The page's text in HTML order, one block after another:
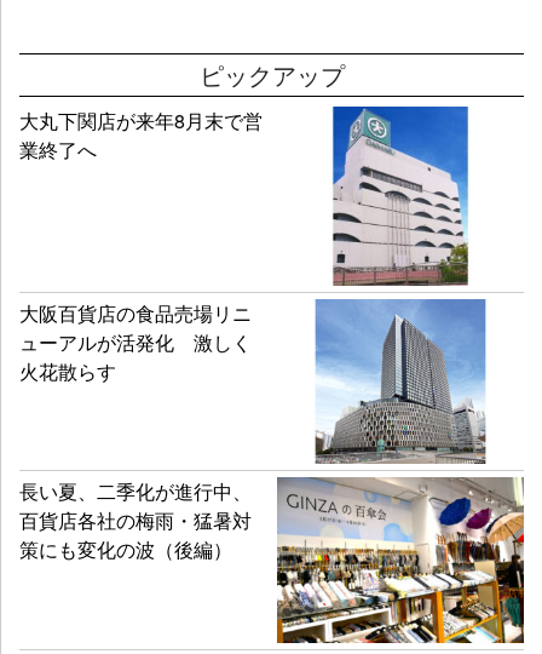
ピックアップ
大丸下関店が来年8月末で営
業終了へ
大阪百貨店の食品売場リニ
ューアルが活発化 激しく
火花散らす
長い夏、二季化が進行中、
百貨店各社の梅雨・猛暑対
策にも変化の波（後編）